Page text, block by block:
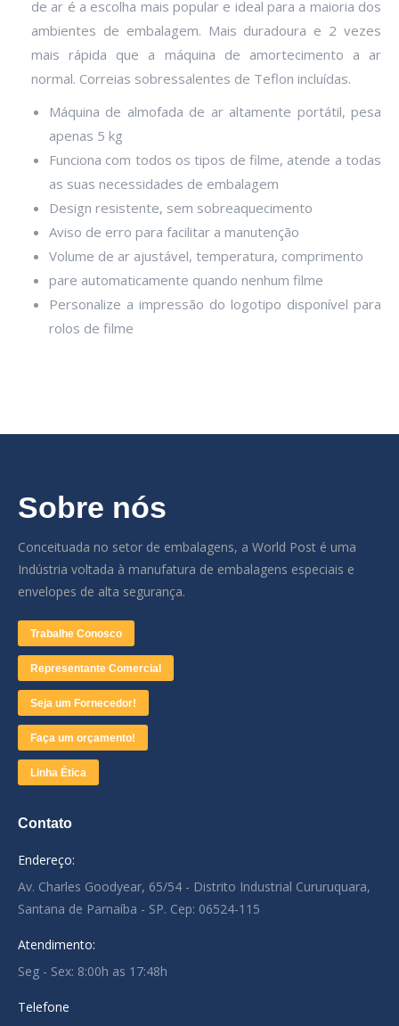
de ar é a escolha mais popular e ideal para a maioria dos
ambientes de embalagem. Mais duradoura e 2 vezes
mais rápida que a máquina de amortecimento a ar
normal. Correias sobressalentes de Teflon incluídas.
Máquina de almofada de ar altamente portátil, pesa
apenas 5 kg
Funciona com todos os tipos de filme, atende a todas
as suas necessidades de embalagem
Design resistente, sem sobreaquecimento
Aviso de erro para facilitar a manutenção
Volume de ar ajustável, temperatura, comprimento
pare automaticamente quando nenhum filme
Personalize a impressão do logotipo disponível para
rolos de filme
Sobre nós
Conceituada no setor de embalagens, a World Post é uma
Indústria voltada à manufatura de embalagens especiais e
envelopes de alta segurança.
Trabalhe Conosco
Representante Comercial
Seja um Fornecedor!
Faça um orçamento!
Linha Ética
Contato
Endereço:
Av. Charles Goodyear, 65/54 - Distrito Industrial Cururuquara,
Santana de Parnaíba - SP. Cep: 06524-115
Atendimento:
Seg - Sex: 8:00h as 17:48h
Telefone